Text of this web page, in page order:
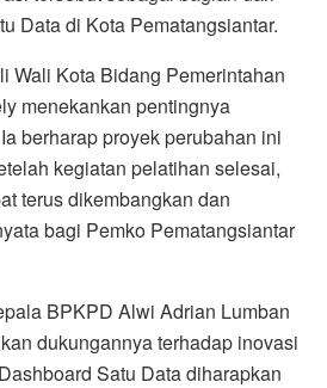
Data di Kota Pematangsiantar.
Wali Kota Bidang Pemerintahan
menekankan pentingnya
berharap proyek perubahan ini
kegiatan pelatihan selesai,
terus dikembangkan dan
bagi Pemko Pematangsiantar
BPKPD Alwi Adrian Lumban
dukungannya terhadap inovasi
Satu Data diharapkan